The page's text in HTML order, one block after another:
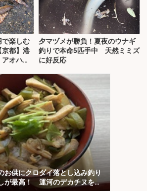
で楽しむ
京都】港
オハタ
夕マヅメが勝負！夏夜のウナギ
釣りで本命5匹手中 天然ミミズ
に好反応
お供にクロダイ落とし込み釣り
が最高！ 運河のデカチヌを狙